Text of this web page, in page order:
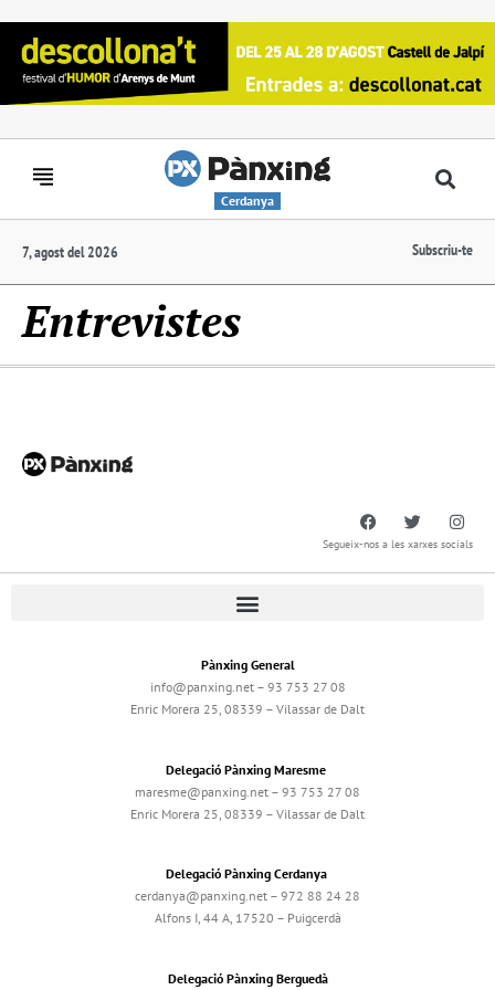
Cerdanya
7, agost del 2026 Subscriu-te
Entrevistes
Segueix-nos a les xarxes socials
Pànxing General
info@panxing.net – 93 753 27 08
Enric Morera 25, 08339 – Vilassar de Dalt
Delegació Pànxing Maresme
maresme@panxing.net – 93 753 27 08
Enric Morera 25, 08339 – Vilassar de Dalt
Delegació Pànxing Cerdanya
cerdanya@panxing.net – 972 88 24 28
Alfons I, 44 A, 17520 – Puigcerdà
Delegació Pànxing Berguedà